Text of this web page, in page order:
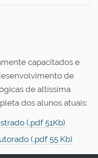
capacitados e
de
de altíssima
dos alunos atuais:
(.pdf 51Kb)
(.pdf 55 Kb)